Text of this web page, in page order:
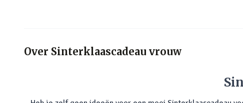
Over Sinterklaascadeau vrouw